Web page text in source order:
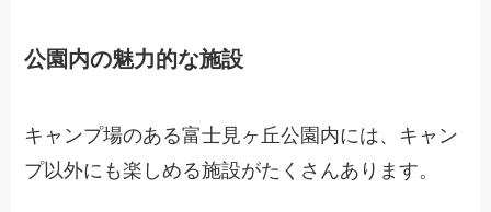
公園内の魅力的な施設
キャンプ場のある富士見ヶ丘公園内には、キャン
プ以外にも楽しめる施設がたくさんあります。